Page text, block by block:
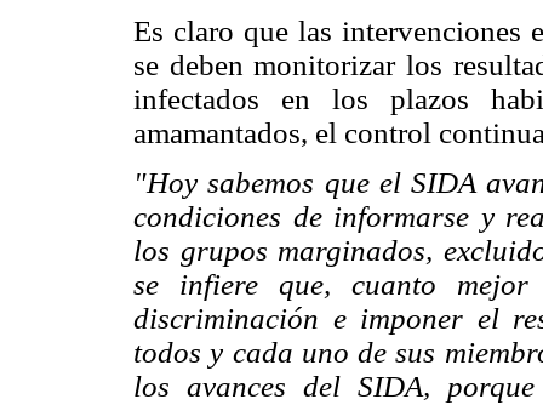
Es claro que las intervenciones
se deben monitorizar los
infectados en los plazos
amamantados, el control
"Hoy sabemos que el SIDA
condiciones de informarse y
los grupos marginados,
se infiere que, cuanto
discriminación e imponer el
todos y cada uno de sus
los avances del SIDA,